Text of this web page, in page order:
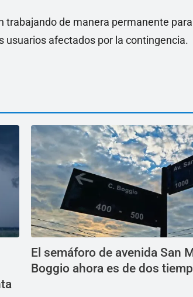
de manera permanente para
afectados por la contingencia.
El semáforo de avenida San
Boggio ahora es de dos